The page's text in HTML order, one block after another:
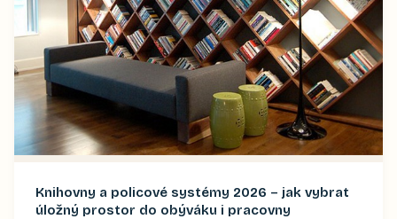
Knihovny a policové systémy 2026 – jak vybrat
úložný prostor do obýváku i pracovny